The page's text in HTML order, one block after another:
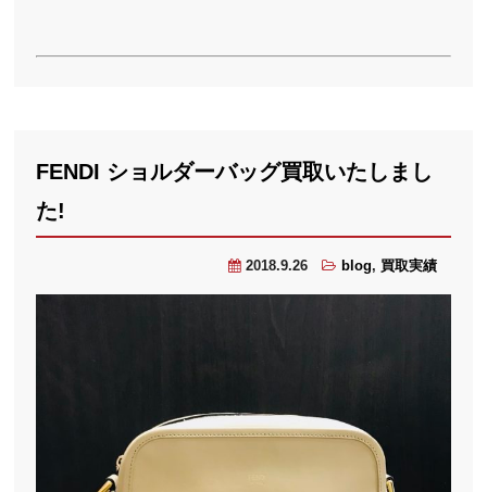
FENDI ショルダーバッグ買取いたしまし
た!
2018.9.26 blog, 買取実績